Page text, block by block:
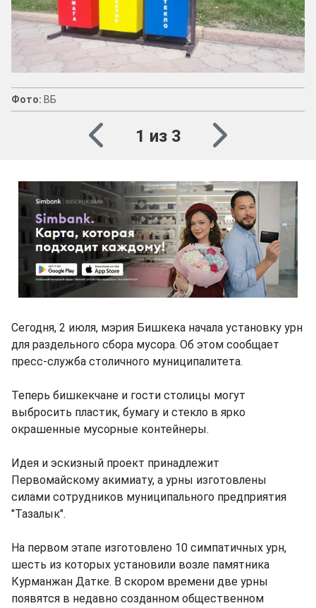
Фото: ВБ
1 из 3
Сегодня, 2 июля, мэрия Бишкека начала установку урн
для раздельного сбора мусора. Об этом сообщает
пресс-служба столичного муниципалитета.
Теперь бишкекчане и гости столицы могут
выбросить пластик, бумагу и стекло в ярко
окрашенные мусорные контейнеры.
Идея и эскизный проект принадлежит
Первомайскому акимиату, а урны изготовлены
силами сотрудников муниципального предприятия
"Тазалык".
На первом этапе изготовлено 10 симпатичных урн,
шесть из которых установили возле памятника
Курманжан Датке. В скором времени две урны
появятся в недавно созданном общественном